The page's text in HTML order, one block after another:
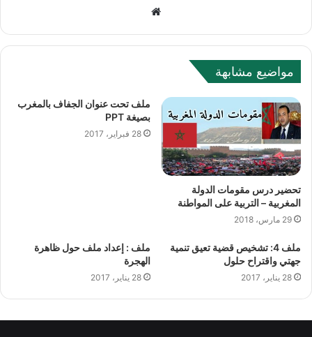
b
e
مواضيع مشابهة
تحضير درس مقومات الدولة
المغربية – التربية على المواطنة
29 مارس، 2018
ملف تحت عنوان الجفاف بالمغرب
بصيغة PPT
28 فبراير، 2017
ملف 4: تشخيص قضية تعيق تنمية
جهتي واقتراح حلول
28 يناير، 2017
ملف : إعداد ملف حول ظاهرة
الهجرة
28 يناير، 2017